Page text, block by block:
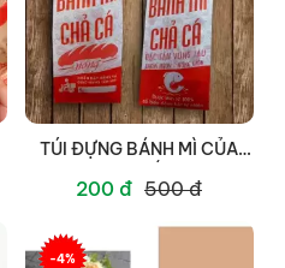
TÚI ĐỰNG BÁNH MÌ CỦA
GIẤY STC - SỰ KẾT HỢP
HOÀN HẢO GIỮA CHẤT
LƯỢNG VÀ THẨM MỸ
200 đ 500 đ
-4%